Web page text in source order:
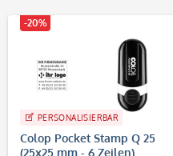
-20%
PERSONALISIERBAR
Colop Pocket Stamp Q 25
(25x25 mm - 6 Zeilen)